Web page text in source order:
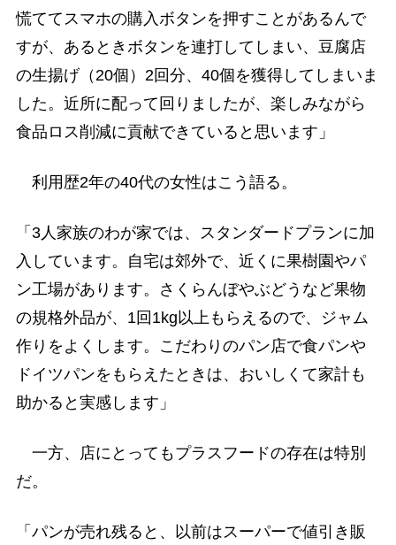
慌ててスマホの購入ボタンを押すことがあるんで
すが、あるときボタンを連打してしまい、豆腐店
の生揚げ（20個）2回分、40個を獲得してしまいま
した。近所に配って回りましたが、楽しみながら
食品ロス削減に貢献できていると思います」
利用歴2年の40代の女性はこう語る。
「3人家族のわが家では、スタンダードプランに加
入しています。自宅は郊外で、近くに果樹園やパ
ン工場があります。さくらんぼやぶどうなど果物
の規格外品が、1回1kg以上もらえるので、ジャム
作りをよくします。こだわりのパン店で食パンや
ドイツパンをもらえたときは、おいしくて家計も
助かると実感します」
一方、店にとってもプラスフードの存在は特別
だ。
「パンが売れ残ると、以前はスーパーで値引き販